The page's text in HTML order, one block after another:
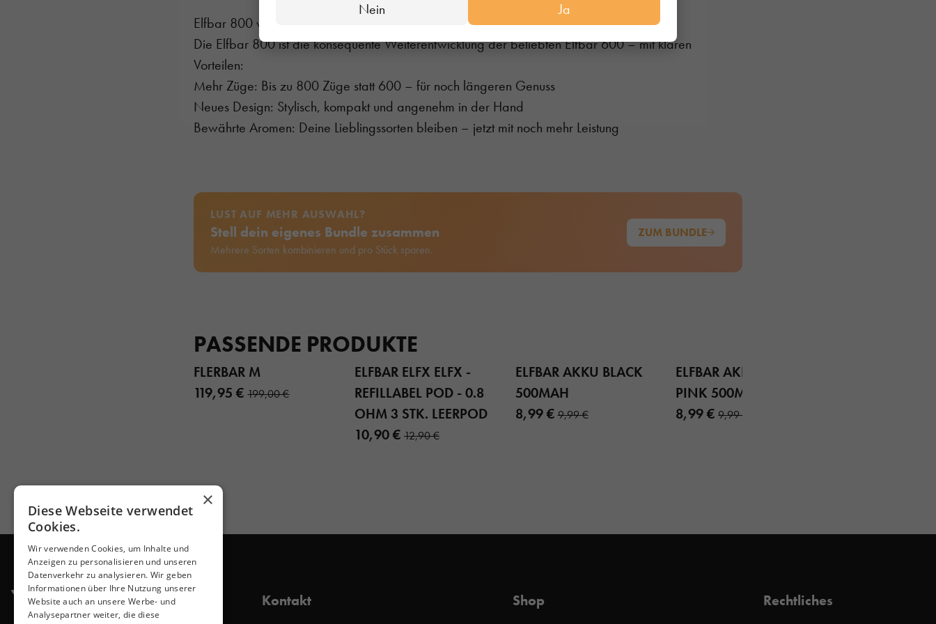
Nein Ja
Elfbar 800 vs. Elfbar 600 – Das Upgrade lohnt sich
Die Elfbar 800 ist die konsequente Weiterentwicklung der beliebten Elfbar 600 – mit klaren
Vorteilen:
Mehr Züge: Bis zu 800 Züge statt 600 – für noch längeren Genuss
Neues Design: Stylisch, kompakt und angenehm in der Hand
Bewährte Aromen: Deine Lieblingssorten bleiben – jetzt mit noch mehr Leistung
LUST AUF MEHR AUSWAHL?
Stell dein eigenes Bundle zusammen
Mehrere Sorten kombinieren und pro Stück sparen.
ZUM BUNDLE
PASSENDE PRODUKTE
FLERBAR M
119,95 €199,00 €
ELFBAR ELFX ELFX -
REFILLABEL POD - 0.8
OHM 3 STK. LEERPOD
10,90 € 12,90 €
ELFBAR AKKU BLACK
500MAH
8,99 €9,99 €
ELFBAR AKKU AURORA
PINK 500MAH
8,99 €9,99 €
Kontakt Shop Rechtliches
×
Diese Webseite verwendet
Cookies.
Wir verwenden Cookies, um Inhalte und
Anzeigen zu personalisieren und unseren
Datenverkehr zu analysieren. Wir geben
Informationen über Ihre Nutzung unserer
Website auch an unsere Werbe- und
Analysepartner weiter, die diese